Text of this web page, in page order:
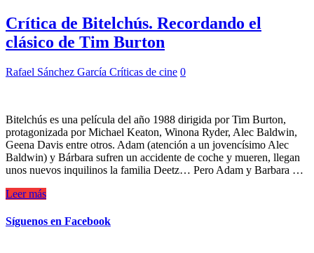
Crítica de Bitelchús. Recordando el
clásico de Tim Burton
Rafael Sánchez García Críticas de cine 0
Bitelchús es una película del año 1988 dirigida por Tim Burton,
protagonizada por Michael Keaton, Winona Ryder, Alec Baldwin,
Geena Davis entre otros. Adam (atención a un jovencísimo Alec
Baldwin) y Bárbara sufren un accidente de coche y mueren, llegan
unos nuevos inquilinos la familia Deetz… Pero Adam y Barbara …
Leer más
Síguenos en Facebook